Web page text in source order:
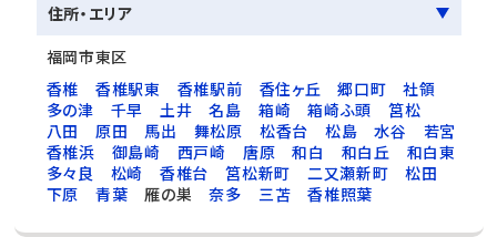
住所・エリア
福岡市東区
香椎
香椎駅東 香椎駅前 香住ヶ丘 郷口町
社領
多の津
千早 土井 名島 箱崎 箱崎ふ頭
筥松
八田
原田 馬出 舞松原 松香台 松島 水谷
若宮
香椎浜
御島崎 西戸崎 唐原 和白 和白丘
和白東
多々良
松崎 香椎台 筥松新町 二又瀬新町
松田
下原
青葉 雁の巣 奈多 三苫 香椎照葉